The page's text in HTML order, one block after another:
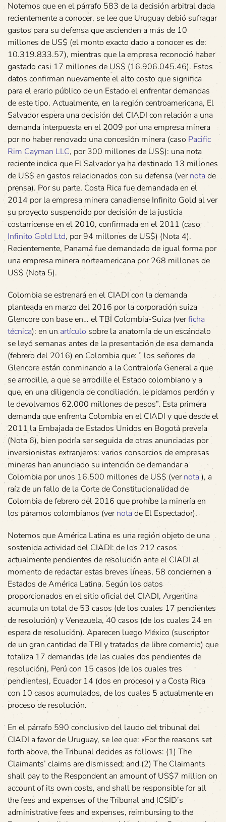
Notemos que en el párrafo 583 de la decisión arbitral dada
recientemente a conocer, se lee que Uruguay debió sufragar
gastos para su defensa que ascienden a más de 10
millones de US$ (el monto exacto dado a conocer es de:
10.319.833.57), mientras que la empresa reconoció haber
gastado casi 17 millones de US$ (16.906.045.46). Estos
datos confirman nuevamente el alto costo que significa
para el erario público de un Estado el enfrentar demandas
de este tipo. Actualmente, en la región centroamericana, El
Salvador espera una decisión del CIADI con relación a una
demanda interpuesta en el 2009 por una empresa minera
por no haber renovado una concesión minera (caso Pacific
Rim Cayman LLC, por 300 millones de US$): una nota
reciente indica que El Salvador ya ha destinado 13 millones
de US$ en gastos relacionados con su defensa (vernota de
prensa). Por su parte, Costa Rica fue demandada en el
2014 por la empresa minera canadiense Infinito Gold al ver
su proyecto suspendido por decisión de la justicia
costarricense en el 2010, confirmada en el 2011 (caso
Infinito Gold Ltd, por 94 millones de US$) (Nota 4).
Recientemente, Panamá fue demandado de igual forma por
una empresa minera norteamericana por 268 millones de
US$ (Nota 5).
Colombia se estrenará en el CIADI con la demanda
planteada en marzo del 2016 por la corporación suiza
Glencore con base en… el TBI Colombia-Suiza (verficha
técnica): en unartículo sobre la anatomía de un escándalo
se leyó semanas antes de la presentación de esa demanda
(febrero del 2016) en Colombia que: ” los señores de
Glencore están conminando a la Contraloría General a que
se arrodille, a que se arrodille el Estado colombiano y a
que, en una diligencia de conciliación, le pidamos perdón y
le devolvamos 62.000 millones de pesos”. Esta primera
demanda que enfrenta Colombia en el CIADI y que desde el
2011 la Embajada de Estados Unidos en Bogotá preveía
(Nota 6), bien podría ser seguida de otras anunciadas por
inversionistas extranjeros: varios consorcios de empresas
mineras han anunciado su intención de demandar a
Colombia por unos 16.500 millones de US$ (vernota ), a
raíz de un fallo de la Corte de Constitucionalidad de
Colombia de febrero del 2016 que prohíbe la minería en
los páramos colombianos (vernota de El Espectador).
Notemos que América Latina es una región objeto de una
sostenida actividad del CIADI: de los 212 casos
actualmente pendientes de resolución ante el CIADI al
momento de redactar estas breves líneas, 58 conciernen a
Estados de América Latina. Según los datos
proporcionados en el sitio oficial del CIADI, Argentina
acumula un total de 53 casos (de los cuales 17 pendientes
de resolución) y Venezuela, 40 casos (de los cuales 24 en
espera de resolución). Aparecen luego México (suscriptor
de un gran cantidad de TBI y tratados de libre comercio) que
totaliza 17 demandas (de las cuales dos pendientes de
resolución), Perú con 15 casos (de los cuales tres
pendientes), Ecuador 14 (dos en proceso) y a Costa Rica
con 10 casos acumulados, de los cuales 5 actualmente en
proceso de resolución.
En el párrafo 590 conclusivo del laudo del tribunal del
CIADI a favor de Uruguay, se lee que: «For the reasons set
forth above, the Tribunal decides as follows: (1) The
Claimants’ claims are dismissed; and (2) The Claimants
shall pay to the Respondent an amount of US$7 million on
account of its own costs, and shall be responsible for all
the fees and expenses of the Tribunal and ICSID’s
administrative fees and expenses, reimbursing to the